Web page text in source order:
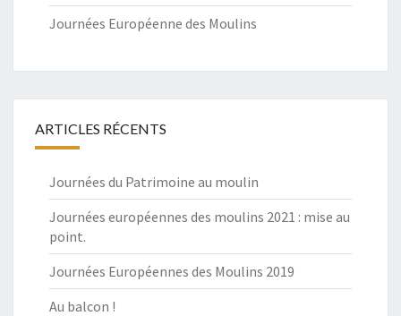
Journées Européenne des Moulins
ARTICLES RÉCENTS
Journées du Patrimoine au moulin
Journées européennes des moulins 2021 : mise au
point.
Journées Européennes des Moulins 2019
Au balcon !